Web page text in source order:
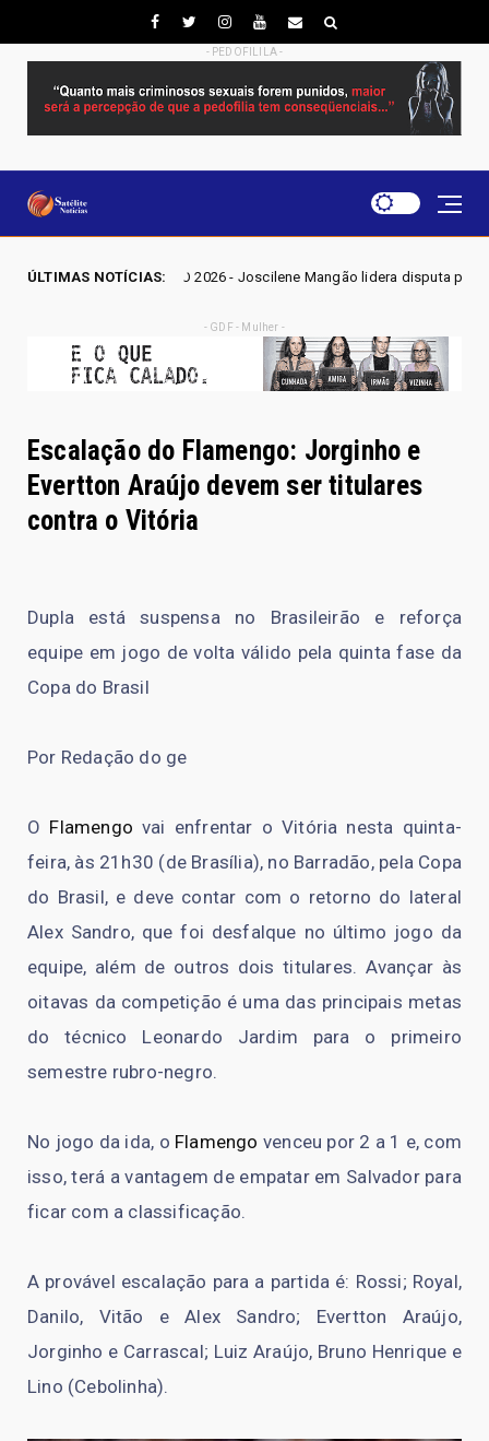
- PEDOFILILA -
ÚLTIMAS NOTÍCIAS:
GO 2026 - Joscilene Mangão lidera disputa por vaga na Alego em
- GDF - Mulher -
Escalação do Flamengo: Jorginho e
Evertton Araújo devem ser titulares
contra o Vitória
Dupla está suspensa no Brasileirão e reforça
equipe em jogo de volta válido pela quinta fase da
Copa do Brasil
Por Redação do ge
O Flamengo vai enfrentar o Vitória nesta quinta-
feira, às 21h30 (de Brasília), no Barradão, pela Copa
do Brasil, e deve contar com o retorno do lateral
Alex Sandro, que foi desfalque no último jogo da
equipe, além de outros dois titulares. Avançar às
oitavas da competição é uma das principais metas
do técnico Leonardo Jardim para o primeiro
semestre rubro-negro.
No jogo da ida, o Flamengo venceu por 2 a 1 e, com
isso, terá a vantagem de empatar em Salvador para
ficar com a classificação.
A provável escalação para a partida é: Rossi; Royal,
Danilo, Vitão e Alex Sandro; Evertton Araújo,
Jorginho e Carrascal; Luiz Araújo, Bruno Henrique e
Lino (Cebolinha).